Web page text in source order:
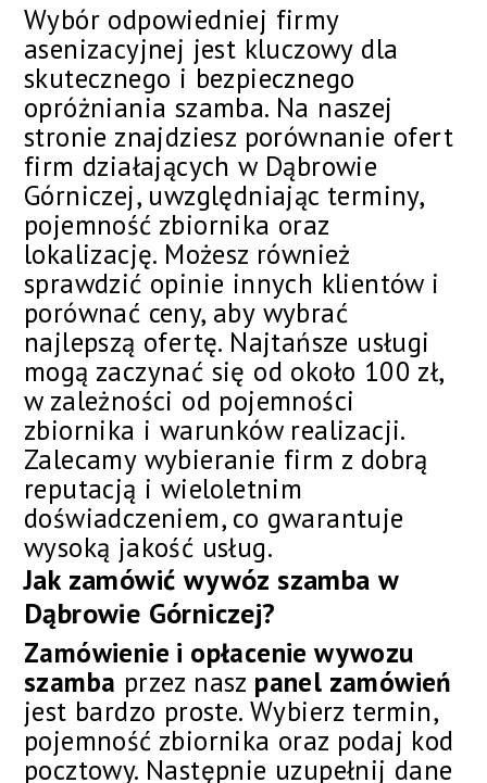
Wybór odpowiedniej firmy
asenizacyjnej jest kluczowy dla
skutecznego i bezpiecznego
opróżniania szamba. Na naszej
stronie znajdziesz porównanie ofert
firm działających w Dąbrowie
Górniczej, uwzględniając terminy,
pojemność zbiornika oraz
lokalizację. Możesz również
sprawdzić opinie innych klientów i
porównać ceny, aby wybrać
najlepszą ofertę. Najtańsze usługi
mogą zaczynać się od około 100 zł,
w zależności od pojemności
zbiornika i warunków realizacji.
Zalecamy wybieranie firm z dobrą
reputacją i wieloletnim
doświadczeniem, co gwarantuje
wysoką jakość usług.
Jak zamówić wywóz szamba w
Dąbrowie Górniczej?
Zamówienie i opłacenie wywozu
szamba przez nasz panel zamówień
jest bardzo proste. Wybierz termin,
pojemność zbiornika oraz podaj kod
pocztowy. Następnie uzupełnij dane